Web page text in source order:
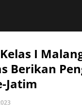
I
Berikan
Jatim